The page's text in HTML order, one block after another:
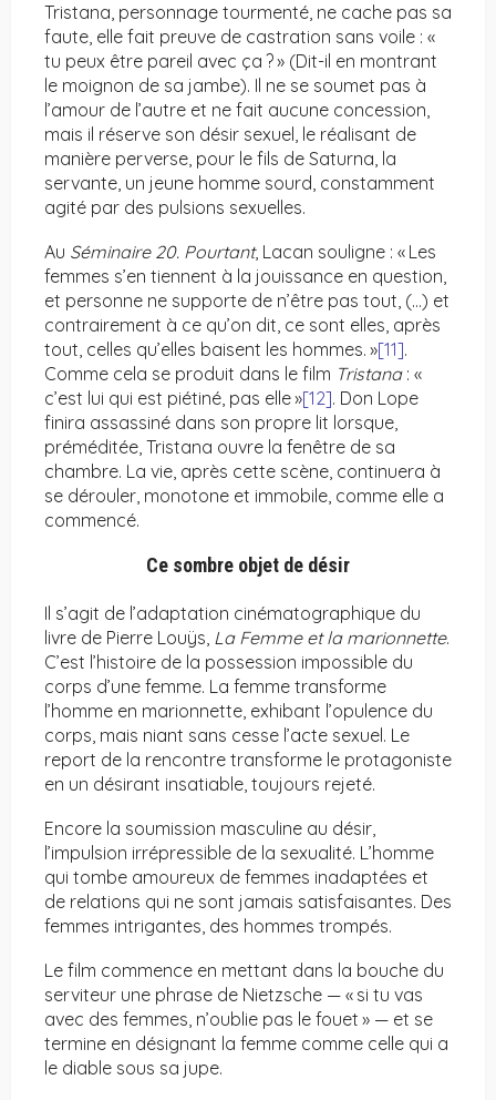
Tristana, personnage tourmenté, ne cache pas sa
faute, elle fait preuve de castration sans voile : «
tu peux être pareil avec ça ? » (Dit-il en montrant
le moignon de sa jambe). Il ne se soumet pas à
l’amour de l’autre et ne fait aucune concession,
mais il réserve son désir sexuel, le réalisant de
manière perverse, pour le fils de Saturna, la
servante, un jeune homme sourd, constamment
agité par des pulsions sexuelles.
Au Séminaire 20. Pourtant, Lacan souligne : « Les
femmes s’en tiennent à la jouissance en question,
et personne ne supporte de n’être pas tout, (…) et
contrairement à ce qu’on dit, ce sont elles, après
tout, celles qu’elles baisent les hommes. »[11].
Comme cela se produit dans le film Tristana: «
c’est lui qui est piétiné, pas elle »[12]. Don Lope
finira assassiné dans son propre lit lorsque,
préméditée, Tristana ouvre la fenêtre de sa
chambre. La vie, après cette scène, continuera à
se dérouler, monotone et immobile, comme elle a
commencé.
Ce sombre objet de désir
Il s’agit de l’adaptation cinématographique du
livre de Pierre Louÿs, La Femme et la marionnette.
C’est l’histoire de la possession impossible du
corps d’une femme. La femme transforme
l’homme en marionnette, exhibant l’opulence du
corps, mais niant sans cesse l’acte sexuel. Le
report de la rencontre transforme le protagoniste
en un désirant insatiable, toujours rejeté.
Encore la soumission masculine au désir,
l’impulsion irrépressible de la sexualité. L’homme
qui tombe amoureux de femmes inadaptées et
de relations qui ne sont jamais satisfaisantes. Des
femmes intrigantes, des hommes trompés.
Le film commence en mettant dans la bouche du
serviteur une phrase de Nietzsche — « si tu vas
avec des femmes, n’oublie pas le fouet » — et se
termine en désignant la femme comme celle qui a
le diable sous sa jupe.